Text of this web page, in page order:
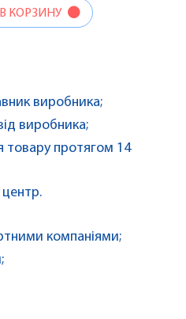
КОРЗИНУ
виробника;
виробника;
товару протягом 14
центр.
компаніями;